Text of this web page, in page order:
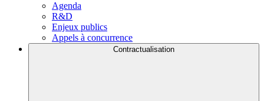
Agenda
R&D
Enjeux publics
Appels à concurrence
Contractualisation